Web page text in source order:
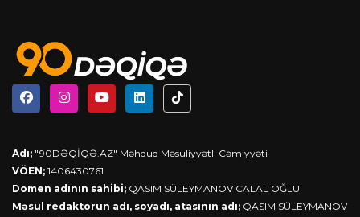
Adı; "90DƏQİQƏ.AZ" Məhdud Məsuliyyətli Cəmiyyəti
VÖEN; 1406430761
Domen adının sahibi; QASIM SÜLEYMANOV CALAL OĞLU
Məsul redaktorun adı, soyadı, atasının adı; QASIM SÜLEYMANOV